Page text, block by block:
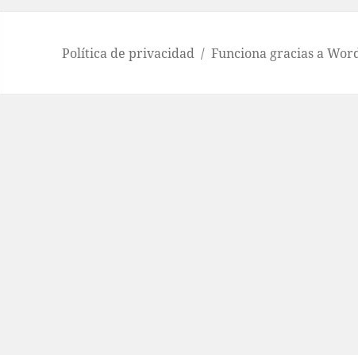
Política de privacidad Funciona gracias a